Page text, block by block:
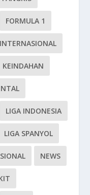
FORMULA 1
INTERNASIONAL
KEINDAHAN
LIGA INDONESIA
LIGA SPANYOL
NEWS